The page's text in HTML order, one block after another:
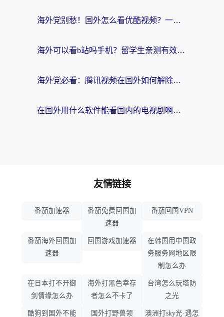
海外党别愁！国外怎么看优酷视频？一招解决追剧、看直播难题
海外可以看b站吗手机？留学生亲测有效的回国加速指南
海外党必看：腾讯视频在国外如何解除地域限制？附优酷咪咕使用指南
在国外用什么软件能看国内的电视剧啊？留学生亲测有效的回国加速方案
友情链接
番茄加速器
番茄免费回国加
速器
番茄回国VPN
番茄海外回国加
速器
回国游戏加速器
在韩国用中国政
务服务网地区限
制怎么办
在日本打不开御
剑情缘怎么办
海外打黑色幸存
者怎么不卡了
台湾怎么玩塔防
之光
酷狗到国外不能 国外打野兽领 澳洲打sky光·遇怎